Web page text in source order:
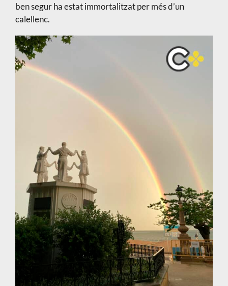
ben segur ha estat immortalitzat per més d’un
calellenc.